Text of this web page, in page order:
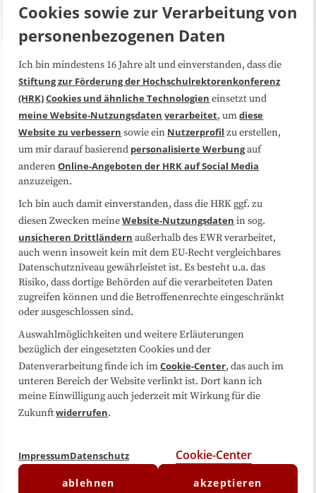
Über uns FAQ
Medienarbeit Kooperationen
Datenschutzerklärung Impressum
Sitemap
Folgen Sie uns
Cookies sowie zur Verarbeitung von
personenbezogenen Daten
Ich bin mindestens 16 Jahre alt und einverstanden, dass die
Stiftung zur Förderung der Hochschulrektorenkonferenz
(HRK)Cookies und ähnliche Technologien einsetzt und
meine Website-Nutzungsdaten verarbeitet, umdiese
Website zu verbessern sowie ein Nutzerprofil zu erstellen,
um mir darauf basierend personalisierte Werbungauf
anderenOnline-Angeboten der HRK auf Social Media
anzuzeigen.
Ich bin auch damit einverstanden, dass die HRK ggf. zu
diesen Zwecken meineWebsite-Nutzungsdaten in sog.
unsicheren Drittländern außerhalb des EWR verarbeitet,
auch wenn insoweit kein mit dem EU-Recht vergleichbares
Datenschutzniveau gewährleistet ist. Es besteht u.a. das
Risiko, dass dortige Behörden auf die verarbeiteten Daten
zugreifen können und die Betroffenenrechte eingeschränkt
oder ausgeschlossen sind.
Auswahlmöglichkeiten und weitere Erläuterungen
bezüglich der eingesetzten Cookies und der
Datenverarbeitung finde ich imCookie-Center, das auch im
unteren Bereich der Website verlinkt ist. Dort kann ich
meine Einwilligung auch jederzeit mit Wirkung für die
Zukunftwiderrufen.
ImpressumDatenschutz Cookie-Center
ablehnen akzeptieren